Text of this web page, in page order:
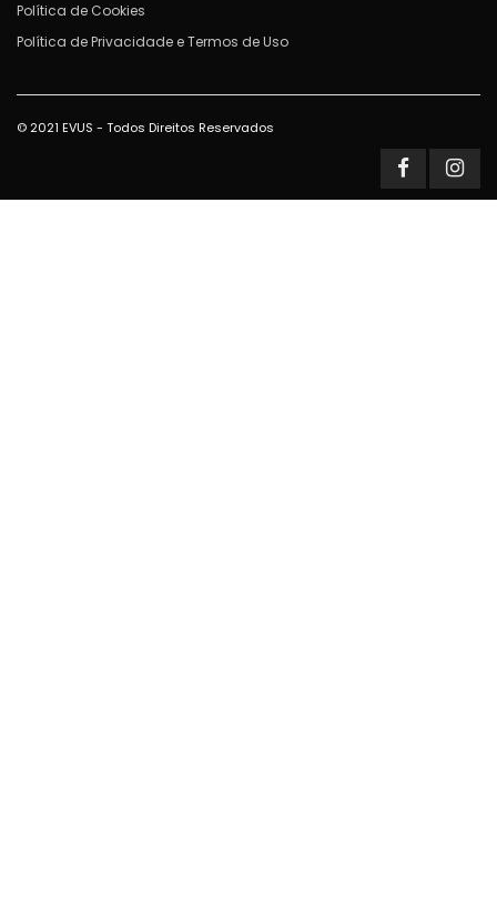
Política de Cookies
Política de Privacidade e Termos de Uso
© 2021 EVUS - Todos Direitos Reservados